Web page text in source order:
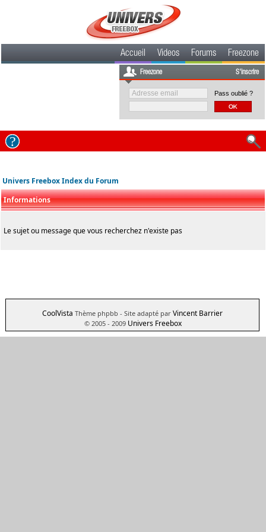
Accueil Videos Forums Freezone
Freezone S'inscrire
Pass oublié ?
Univers Freebox Index du Forum
Informations
Le sujet ou message que vous recherchez n'existe pas
CoolVista Thème phpbb - Site adapté par Vincent Barrier
© 2005 - 2009 Univers Freebox